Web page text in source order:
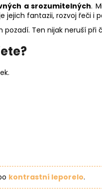
a srozumitelných.
jejich fantazii, rozvoj řeči i
Ten nijak neruší při
kontrastní leporelo.